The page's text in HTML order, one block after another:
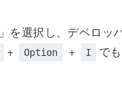
を選択し、デベロッ
+ Option + I
で